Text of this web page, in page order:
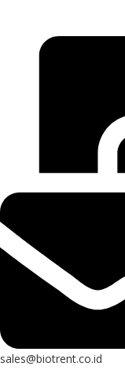
sales@biotrent.co.id